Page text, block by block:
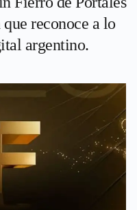
reconoce a lo
argentino.